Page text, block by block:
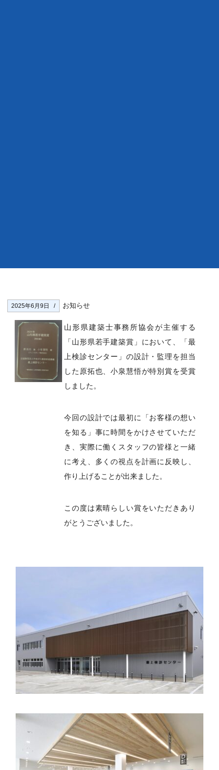
2025年6月9日 お知らせ
山形県建築士事務所協会が主催する
「山形県若手建築賞」において、「最
上検診センター」の設計・監理を担当
した原拓也、小泉慧悟が特別賞を受賞
しました。
今回の設計では最初に「お客様の想い
を知る」事に時間をかけさせていただ
き、実際に働くスタッフの皆様と一緒
に考え、多くの視点を計画に反映し、
作り上げることが出来ました。
この度は素晴らしい賞をいただきあり
がとうございました。